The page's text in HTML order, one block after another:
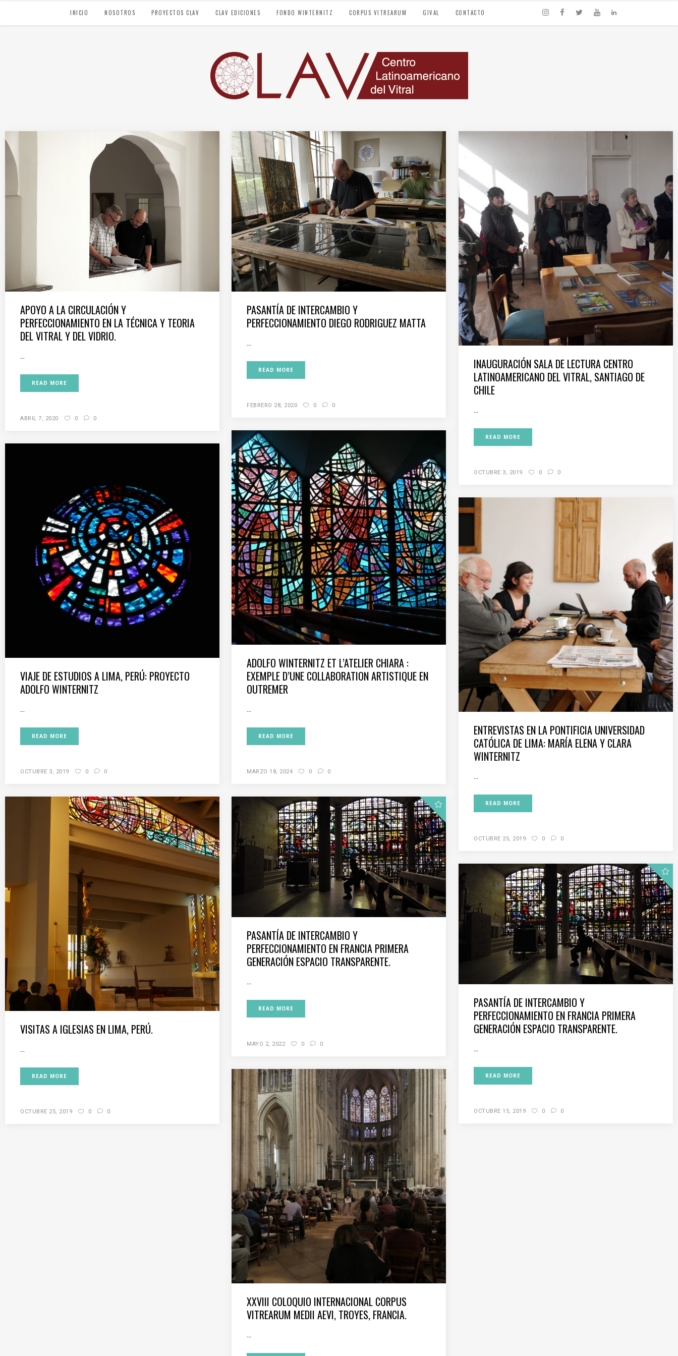
INICIO NOSOTROS PROYECTOS CLAV CLAV EDICIONES FONDO WINTERNITZ CORPUS VITREARUM GIVAL CONTACTO
APOYO A LA CIRCULACIÓN Y
PERFECCIONAMIENTO EN LA TÉCNICA Y TEORIA
DEL VITRAL Y DEL VIDRIO.
...
READ MORE
ABRIL 7, 2020 0 0
PASANTÍA DE INTERCAMBIO Y
PERFECCIONAMIENTO DIEGO RODRIGUEZ MATTA
...
READ MORE
FEBRERO 28, 2020 0 0
INAUGURACIÓN SALA DE LECTURA CENTRO
LATINOAMERICANO DEL VITRAL, SANTIAGO DE
CHILE
...
READ MORE
OCTUBRE 3, 2019 0 0
ADOLFO WINTERNITZ ET L’ATELIER CHIARA :
EXEMPLE D’UNE COLLABORATION ARTISTIQUE EN
OUTREMER
...
READ MORE
MARZO 18, 2024 0 0
VIAJE DE ESTUDIOS A LIMA, PERÚ: PROYECTO
ADOLFO WINTERNITZ
...
READ MORE
OCTUBRE 3, 2019 0 0
ENTREVISTAS EN LA PONTIFICIA UNIVERSIDAD
CATÓLICA DE LIMA: MARÍA ELENA Y CLARA
WINTERNITZ
...
READ MORE
OCTUBRE 25, 2019 0 0
VISITAS A IGLESIAS EN LIMA, PERÚ.
...
READ MORE
OCTUBRE 25, 2019 0 0
PASANTÍA DE INTERCAMBIO Y
PERFECCIONAMIENTO EN FRANCIA PRIMERA
GENERACIÓN ESPACIO TRANSPARENTE.
...
READ MORE
MAYO 2, 2022 0 0
PASANTÍA DE INTERCAMBIO Y
PERFECCIONAMIENTO EN FRANCIA PRIMERA
GENERACIÓN ESPACIO TRANSPARENTE.
...
READ MORE
OCTUBRE 15, 2019 0 0
XXVIII COLOQUIO INTERNACIONAL CORPUS
VITREARUM MEDII AEVI, TROYES, FRANCIA.
...